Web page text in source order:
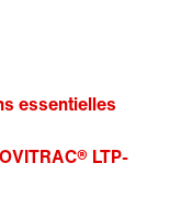
essentielles
LTP-